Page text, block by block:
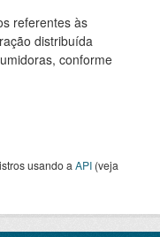
referentes às
distribuída
conforme
usando a API (veja